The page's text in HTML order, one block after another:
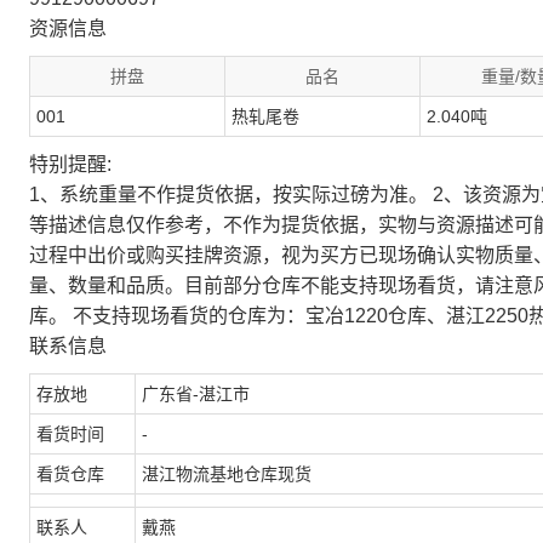
资源信息
拼盘 品名 重量/数
001 热轧尾卷 2.040吨
特别提醒:
1、系统重量不作提货依据，按实际过磅为准。 2、该资源
等描述信息仅作参考，不作为提货依据，实物与资源描述
过程中出价或购买挂牌资源，视为买方已现场确认实物质
量、数量和品质。目前部分仓库不能支持现场看货，请注
库。 不支持现场看货的仓库为：宝冶1220仓库、湛江2250
联系信息
存放地 广东省-湛江市
看货时间 -
看货仓库 湛江物流基地仓库现货
联系人 戴燕